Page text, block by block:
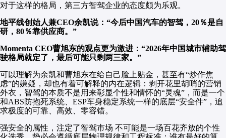
对于这样的格局，第三方智驾企业的态度颇为乐观。
地平线创始人兼CEO余凯说：“今后中国汽车的智驾，20％是自
研，80％靠供应商。”
Momenta CEO曹旭东的观点更为激进：“2026年中国城市辅助驾
驶格局就定了，最后可能只剩两三家。”
可以理解为余凯和曹旭东在给自己脸上贴金，甚至有“炒作焦
虑”的嫌疑，却也有着可解释的内在逻辑：剥开花里胡哨的营销
外衣，智驾的本质不是用来彰显个性和情怀的“灵魂”，而是一个
和ABS防抱死系统、ESP车身稳定系统一样的底层“安全件”，追
求极度的可靠、高效、零容错。
强安全的属性，注定了智驾市场 不可能是一场百花齐放的个性